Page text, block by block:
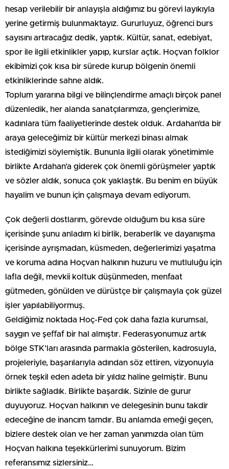
hesap verilebilir bir anlayışla aldığımız bu görevi layıkıyla
yerine getirmiş bulunmaktayız. Gururluyuz, öğrenci burs
sayısını artıracağız dedik, yaptık. Kültür, sanat, edebiyat,
spor ile ilgili etkinlikler yapıp, kurslar açtık. Hoçvan folklor
ekibimizi çok kısa bir sürede kurup bölgenin önemli
etkinliklerinde sahne aldık.
Toplum yararına bilgi ve bilinçlendirme amaçlı birçok panel
düzenledik, her alanda sanatçılarımıza, gençlerimize,
kadınlara tüm faaliyetlerinde destek olduk. Ardahan’da bir
araya geleceğimiz bir kültür merkezi binası almak
istediğimizi söylemiştik. Bununla ilgili olarak yönetimimle
birlikte Ardahan’a giderek çok önemli görüşmeler yaptık
ve sözler aldık, sonuca çok yaklaştık. Bu benim en büyük
hayalim ve bunun için çalışmaya devam ediyorum.
Çok değerli dostlarım, görevde olduğum bu kısa süre
içerisinde şunu anladım ki birlik, beraberlik ve dayanışma
içerisinde ayrışmadan, küsmeden, değerlerimizi yaşatma
ve koruma adına Hoçvan halkının huzuru ve mutluluğu için
lafla değil, mevkii koltuk düşünmeden, menfaat
gütmeden, gönülden ve dürüstçe bir çalışmayla çok güzel
işler yapılabiliyormuş.
Geldiğimiz noktada Hoç-Fed çok daha fazla kurumsal,
saygın ve şeﬀaf bir hal almıştır. Federasyonumuz artık
bölge STK’ları arasında parmakla gösterilen, kadrosuyla,
projeleriyle, başarılarıyla adından söz ettiren, vizyonuyla
örnek teşkil eden adeta bir yıldız haline gelmiştir. Bunu
birlikte sağladık. Birlikte başardık. Sizinle de gurur
duyuyoruz. Hoçvan halkının ve delegesinin bunu takdir
edeceğine de inancım tamdır. Bu anlamda emeği geçen,
bizlere destek olan ve her zaman yanımızda olan tüm
Hoçvan halkına teşekkürlerimi sunuyorum. Bizim
referansımız sizlersiniz…